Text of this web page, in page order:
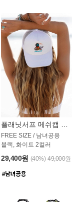
FREE SIZE / 남녀공용
블랙, 화이트 2컬러
29,400원 (40%) 49,000원